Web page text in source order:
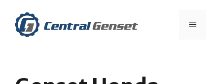
content
Menu